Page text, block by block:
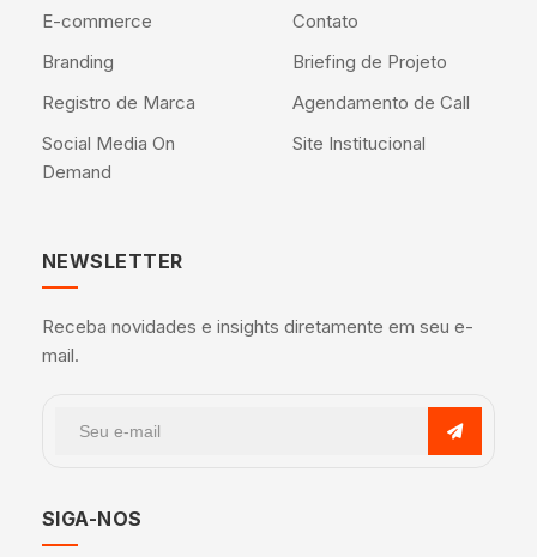
E-commerce
Branding
Registro de Marca
Social Media On
Demand
Contato
Briefing de Projeto
Agendamento de Call
Site Institucional
NEWSLETTER
Receba novidades e insights diretamente em seu e-
mail.
SIGA-NOS